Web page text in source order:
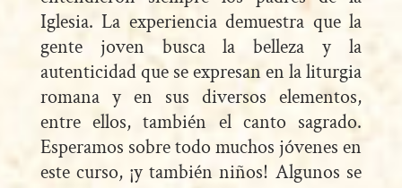
Iglesia. La experiencia demuestra que la
gente joven busca la belleza y la
autenticidad que se expresan en la liturgia
romana y en sus diversos elementos,
entre ellos, también el canto sagrado.
Esperamos sobre todo muchos jóvenes en
este curso, ¡y también niños! Algunos se